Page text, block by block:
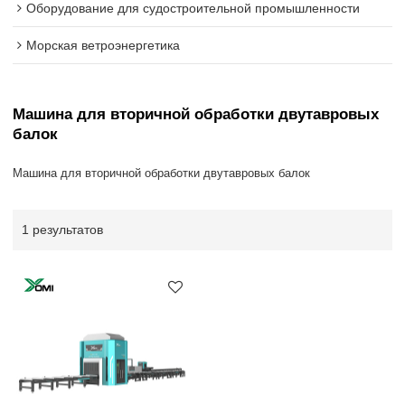
Оборудование для судостроительной промышленности
Морская ветроэнергетика
Машина для вторичной обработки двутавровых
балок
Машина для вторичной обработки двутавровых балок
1 результатов